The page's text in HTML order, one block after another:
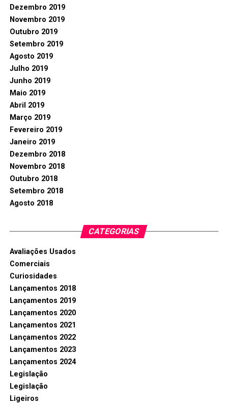
Dezembro 2019
Novembro 2019
Outubro 2019
Setembro 2019
Agosto 2019
Julho 2019
Junho 2019
Maio 2019
Abril 2019
Março 2019
Fevereiro 2019
Janeiro 2019
Dezembro 2018
Novembro 2018
Outubro 2018
Setembro 2018
Agosto 2018
CATEGORIAS
Avaliações Usados
Comerciais
Curiosidades
Lançamentos 2018
Lançamentos 2019
Lançamentos 2020
Lançamentos 2021
Lançamentos 2022
Lançamentos 2023
Lançamentos 2024
Legislação
Legislação
Ligeiros